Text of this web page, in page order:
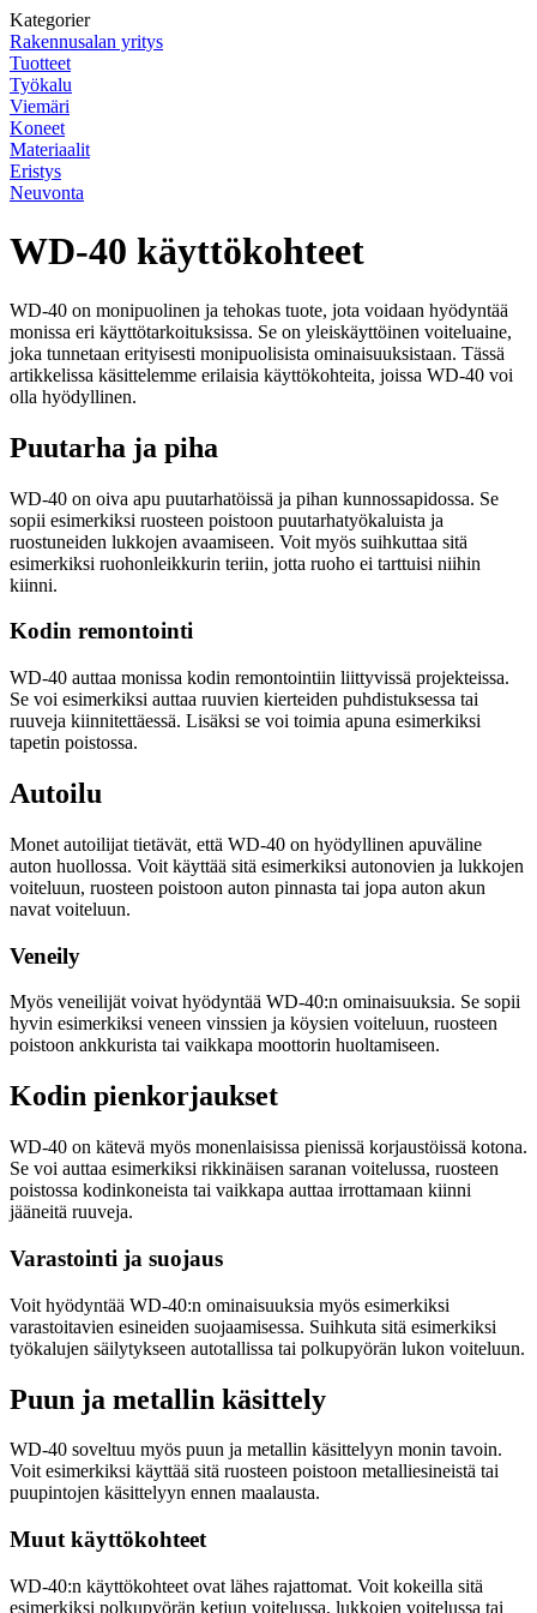
Kategorier
Rakennusalan yritys
Tuotteet
Työkalu
Viemäri
Koneet
Materiaalit
Eristys
Neuvonta
WD-40 käyttökohteet
WD-40 on monipuolinen ja tehokas tuote, jota voidaan hyödyntää
monissa eri käyttötarkoituksissa. Se on yleiskäyttöinen voiteluaine,
joka tunnetaan erityisesti monipuolisista ominaisuuksistaan. Tässä
artikkelissa käsittelemme erilaisia käyttökohteita, joissa WD-40 voi
olla hyödyllinen.
Puutarha ja piha
WD-40 on oiva apu puutarhatöissä ja pihan kunnossapidossa. Se
sopii esimerkiksi ruosteen poistoon puutarhatyökaluista ja
ruostuneiden lukkojen avaamiseen. Voit myös suihkuttaa sitä
esimerkiksi ruohonleikkurin teriin, jotta ruoho ei tarttuisi niihin
kiinni.
Kodin remontointi
WD-40 auttaa monissa kodin remontointiin liittyvissä projekteissa.
Se voi esimerkiksi auttaa ruuvien kierteiden puhdistuksessa tai
ruuveja kiinnitettäessä. Lisäksi se voi toimia apuna esimerkiksi
tapetin poistossa.
Autoilu
Monet autoilijat tietävät, että WD-40 on hyödyllinen apuväline
auton huollossa. Voit käyttää sitä esimerkiksi autonovien ja lukkojen
voiteluun, ruosteen poistoon auton pinnasta tai jopa auton akun
navat voiteluun.
Veneily
Myös veneilijät voivat hyödyntää WD-40:n ominaisuuksia. Se sopii
hyvin esimerkiksi veneen vinssien ja köysien voiteluun, ruosteen
poistoon ankkurista tai vaikkapa moottorin huoltamiseen.
Kodin pienkorjaukset
WD-40 on kätevä myös monenlaisissa pienissä korjaustöissä kotona.
Se voi auttaa esimerkiksi rikkinäisen saranan voitelussa, ruosteen
poistossa kodinkoneista tai vaikkapa auttaa irrottamaan kiinni
jääneitä ruuveja.
Varastointi ja suojaus
Voit hyödyntää WD-40:n ominaisuuksia myös esimerkiksi
varastoitavien esineiden suojaamisessa. Suihkuta sitä esimerkiksi
työkalujen säilytykseen autotallissa tai polkupyörän lukon voiteluun.
Puun ja metallin käsittely
WD-40 soveltuu myös puun ja metallin käsittelyyn monin tavoin.
Voit esimerkiksi käyttää sitä ruosteen poistoon metalliesineistä tai
puupintojen käsittelyyn ennen maalausta.
Muut käyttökohteet
WD-40:n käyttökohteet ovat lähes rajattomat. Voit kokeilla sitä
esimerkiksi polkupyörän ketjun voitelussa, lukkojen voitelussa tai